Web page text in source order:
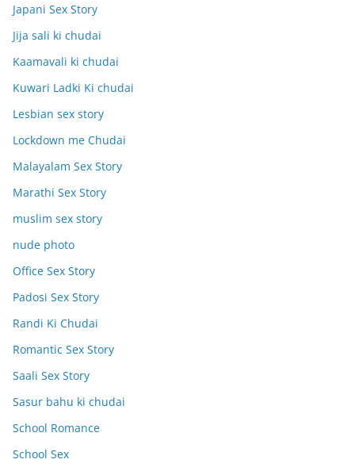
Japani Sex Story
Jija sali ki chudai
Kaamavali ki chudai
Kuwari Ladki Ki chudai
Lesbian sex story
Lockdown me Chudai
Malayalam Sex Story
Marathi Sex Story
muslim sex story
nude photo
Office Sex Story
Padosi Sex Story
Randi Ki Chudai
Romantic Sex Story
Saali Sex Story
Sasur bahu ki chudai
School Romance
School Sex